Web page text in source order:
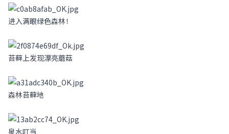
进入满眼绿色森林！
苔藓上发现漂亮蘑菇
森林苔藓地
泉水叮当